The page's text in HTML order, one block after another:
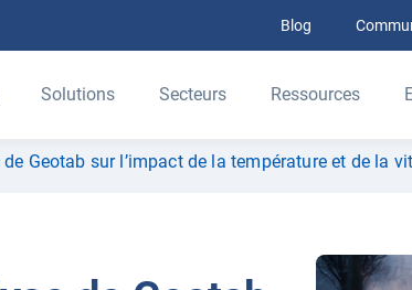
Blog
Solutions Secteurs Ressources
Geotab sur l’impact de la température et de la